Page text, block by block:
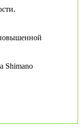
Shimano